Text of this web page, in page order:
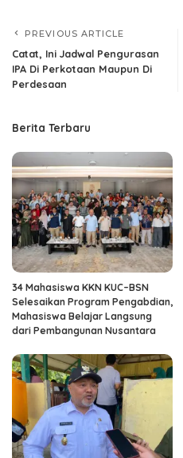
PREVIOUS ARTICLE
Catat, Ini Jadwal Pengurasan
IPA Di Perkotaan Maupun Di
Perdesaan
Berita Terbaru
34 Mahasiswa KKN KUC–BSN
Selesaikan Program Pengabdian,
Mahasiswa Belajar Langsung
dari Pembangunan Nusantara